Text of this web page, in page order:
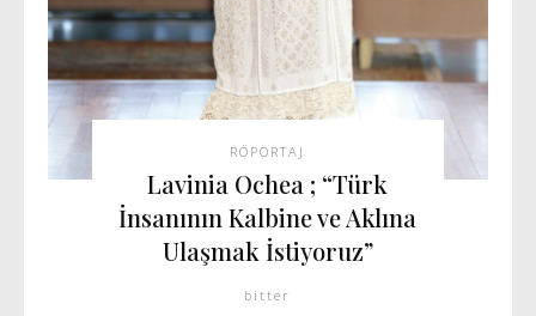
RÖPORTAJ
Lavinia Ochea ; “Türk
İnsanının Kalbine ve Aklına
Ulaşmak İstiyoruz”
bitter